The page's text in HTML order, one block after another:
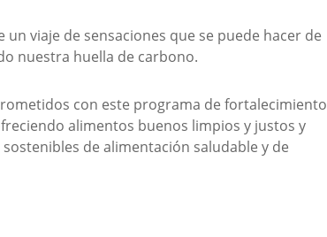
viaje de sensaciones que se puede hacer de
nuestra huella de carbono.
con este programa de fortalecimiento
alimentos buenos limpios y justos y
de alimentación saludable y de